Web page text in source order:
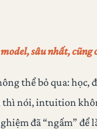
sâu nhất,
thể bỏ qua:
thì nói, intuition
đã “ngấm” để